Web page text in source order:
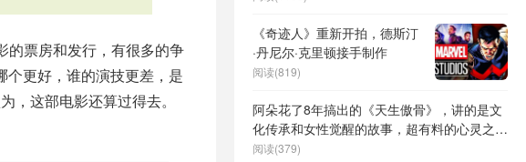
的票房和发行，有很多的争
更好，谁的演技更差，是
，这部电影还算过得去。
《奇迹人》重新开拍，德斯汀
·丹尼尔·克里顿接手制作
阅读(819)
阿朵花了8年搞出的《天生傲骨》，讲的是文
化传承和女性觉醒的故事，超有料的心灵之
旅！
阅读(379)